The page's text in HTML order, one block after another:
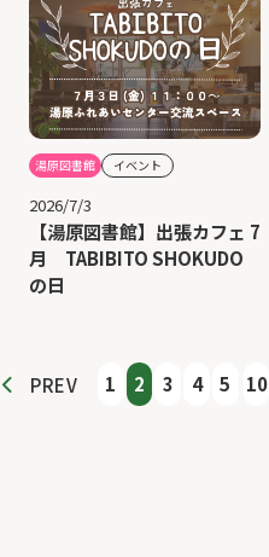
湯原図書館 イベント
2026/7/3
【湯原図書館】出張カフェ 7
月 TABIBITO SHOKUDO
の日
PREV 1 2 3 4 5 10